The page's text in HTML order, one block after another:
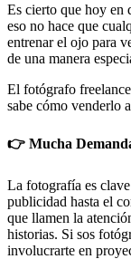
Es cierto que hoy en
eso no hace que
entrenar el ojo para
de una manera
El fotógrafo
sabe cómo venderlo
👉 Mucha
La fotografía es
publicidad hasta el
que llamen la
historias. Si sos
involucrarte en